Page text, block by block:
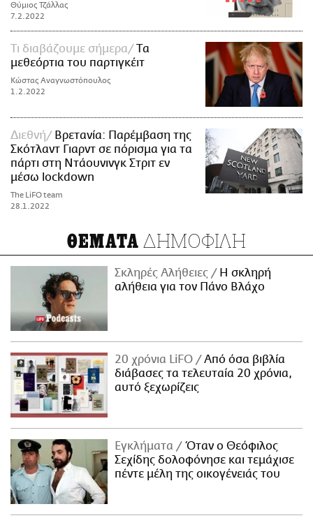
Θύμιος Τζάλλας
7.2.2022
Τι διαβάζουμε σήμερα
Tα
μεθεόρτια του παρτιγκέιτ
Κώστας Αναγνωστόπουλος
1.2.2022
Διεθνή
Βρετανία: Παρέμβαση της
Σκότλαντ Γιαρντ σε πόρισμα για τα
πάρτι στη Ντάουνινγκ Στριτ εν
μέσω lockdown
The LiFO team
28.1.2022
ΘΕΜΑΤΑ ΔΗΜΟΦΙΛΗ
Σκληρές Αλήθειες
H σκληρή
αλήθεια για τον Πάνο Βλάχο
20 χρόνια LiFO
Από όσα βιβλία
διάβασες τα τελευταία 20 χρόνια,
αυτό ξεχωρίζεις
Εγκλήματα
Όταν ο Θεόφιλος
Σεχίδης δολοφόνησε και τεμάχισε
πέντε μέλη της οικογένειάς του